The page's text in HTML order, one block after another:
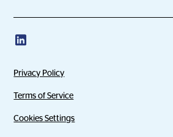
Privacy Policy
Terms of Service
Cookies Settings